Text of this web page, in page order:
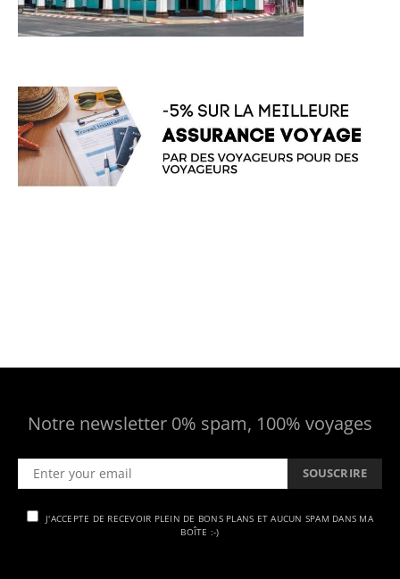
Notre newsletter 0% spam, 100% voyages
SOUSCRIRE
J'ACCEPTE DE RECEVOIR PLEIN DE BONS PLANS ET AUCUN SPAM DANS MA
BOÎTE :-)